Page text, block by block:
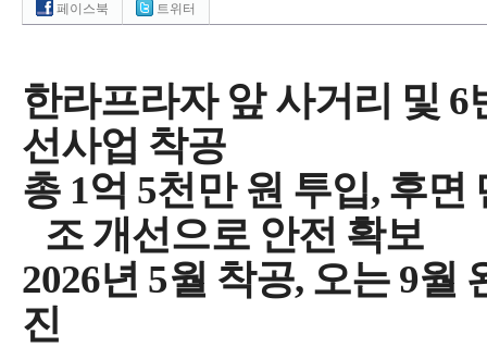
페이스북 트위터
한라프라자 앞 사거리 및 6
선사업 착공
총 1억 5천만 원 투입, 후면
조 개선으로 안전 확보
2026년 5월 착공, 오는 9월
진